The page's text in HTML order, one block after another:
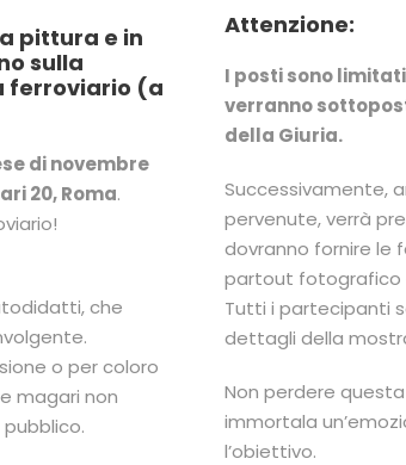
pittura e in
sulla
ferroviario (a
di novembre
20, Roma.
che
o per coloro
magari non
Attenzione:
I posti sono
verranno
della Giuria.
Successivamente,
pervenute, verrà
dovranno fornire le
partout fotografico
Tutti i partecipanti
dettagli della
Non perdere
immortala
l’obiettivo.